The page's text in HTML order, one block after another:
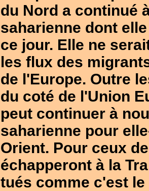
du Nord a continué
saharienne dont
ce jour. Elle ne
les flux des
de l'Europe. Outre
du coté de l'Union
peut continuer à
saharienne pour
Orient. Pour ceux
échapperont à la
tués comme c'est